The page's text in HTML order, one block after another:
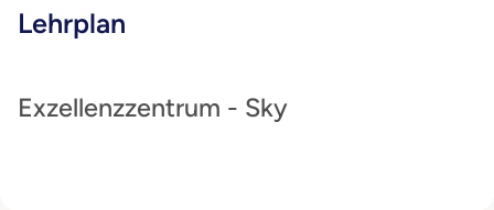
Lehrplan
Exzellenzzentrum - Sky